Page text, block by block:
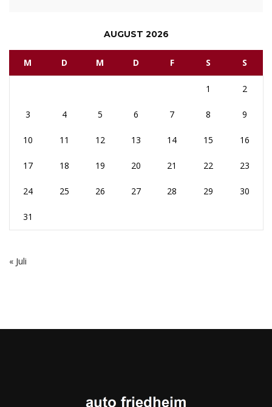
AUGUST 2026
M D M D F S S
1 2
3 4 5 6 7 8 9
10 11 12 13 14 15 16
17 18 19 20 21 22 23
24 25 26 27 28 29 30
31
« Juli